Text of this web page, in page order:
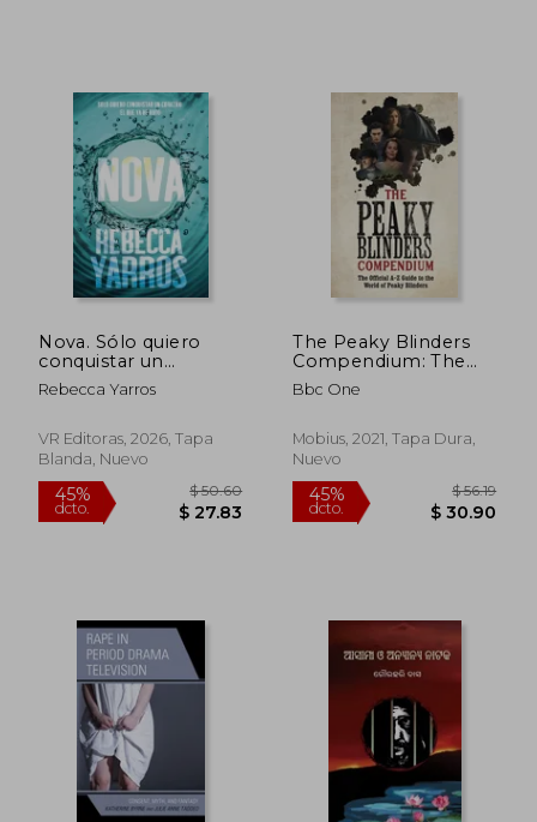
40%
dcto. $ 45.91
45%
dcto.
40%
dcto.
40%
dcto.
Nova. Sólo quiero
conquistar un
corazón: El que ya he
roto
Rebecca Yarros
VR Editoras, 2026, Tapa
Blanda, Nuevo
The Peaky Blinders
Compendium: The
Official A-Z Guide to
the World of Peaky
Bbc One
Mobius, 2021, Tapa Dura,
Nuevo